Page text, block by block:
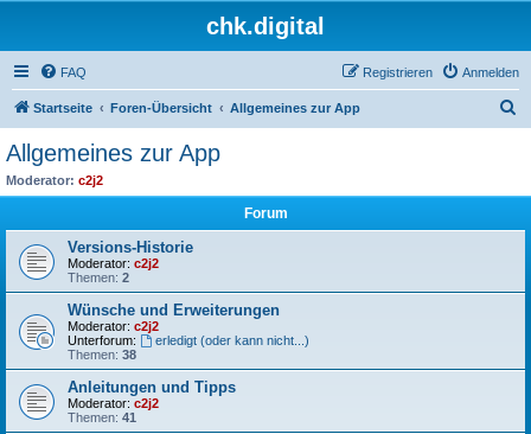
chk.digital
FAQ Anmelden
Registrieren
Startseite Foren-Übersicht Allgemeines zur App
Allgemeines zur App
Moderator: c2j2
Forum
Versions-Historie
Moderator: c2j2
Themen: 2
Wünsche und Erweiterungen
Moderator: c2j2
Unterforum:
erledigt (oder kann nicht...)
Themen: 38
Anleitungen und Tipps
Moderator: c2j2
Themen: 41